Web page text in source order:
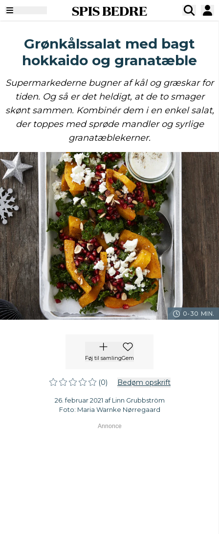
SPIS BEDRE
Grønkålssalat med bagt
hokkaido og granatæble
Supermarkederne bugner af kål og græskar for
tiden. Og så er det heldigt, at de to smager
skønt sammen. Kombinér dem i en enkel salat,
der toppes med sprøde mandler og syrlige
granatæblekerner.
0-30 MIN.
Føj til samlingGem
(0) Bedøm opskrift
26. februar 2021 af Linn Grubbström
Foto: Maria Warnke Nørregaard